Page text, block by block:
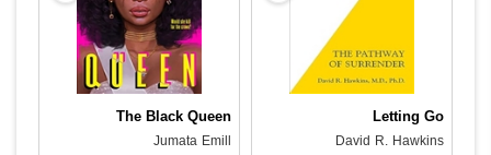
Letting Go
David R. Hawkins
The Black Queen
Jumata Emill